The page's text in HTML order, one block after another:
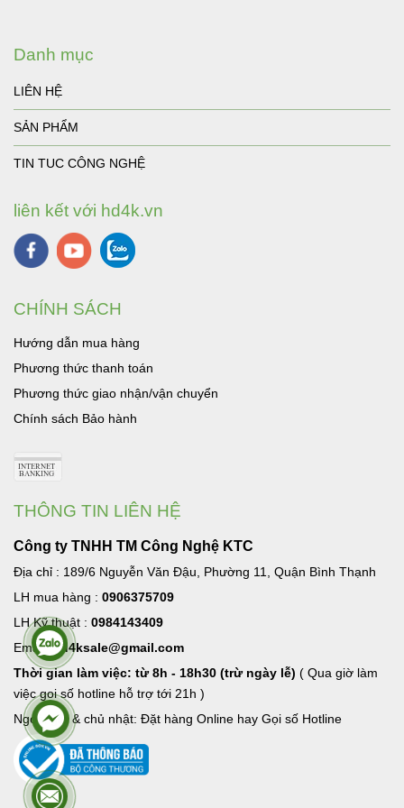
Danh mục
LIÊN HỆ
SẢN PHẨM
TIN TUC CÔNG NGHỆ
liên kết với hd4k.vn
CHÍNH SÁCH
Hướng dẫn mua hàng
Phương thức thanh toán
Phương thức giao nhận/vận chuyển
Chính sách Bảo hành
THÔNG TIN LIÊN HỆ
Công ty TNHH TM Công Nghệ KTC
Địa chỉ : 189/6 Nguyễn Văn Đậu, Phường 11, Quận Bình Thạnh
LH mua hàng : 0906375709
LH Kỹ thuật : 0984143409
Email:hd4ksale@gmail.com
Thời gian làm việc: từ 8h - 18h30 (trừ ngày lễ) ( Qua giờ làm
việc goi số hotline hỗ trợ tới 21h )
Ngoài giờ & chủ nhật: Đặt hàng Online hay Gọi số Hotline